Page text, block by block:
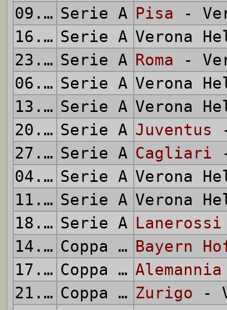
09.03.1969 Serie A Pisa -
16.03.1969 Serie A Verona
23.03.1969 Serie A Roma -
06.04.1969 Serie A Verona
13.04.1969 Serie A Verona
20.04.1969 Serie A Juventus
27.04.1969 Serie A Cagliari
04.05.1969 Serie A Verona
11.05.1969 Serie A Verona
18.05.1969 Serie A
14.06.1969
Coppa delle Alpi Bayern
17.06.1969
Coppa delle Alpi
21.06.1969
Coppa delle Alpi Zurigo -